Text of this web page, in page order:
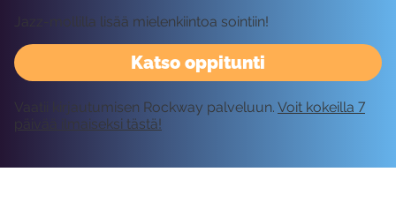
Katso oppitunti
Jazz-mollilla lisää mielenkiintoa sointiin!
Vaatii kirjautumisen Rockway palveluun. Voit kokeilla 7
päivää ilmaiseksi tästä!